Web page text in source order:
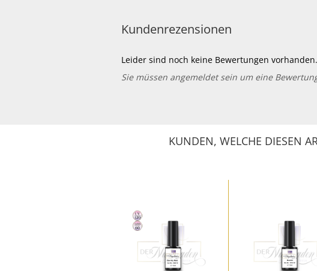
Kundenrezensionen
Leider sind noch keine Bewertungen
Sie müssen angemeldet sein um eine
KUNDEN, WELCHE DIESEN